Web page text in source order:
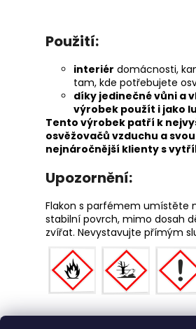
Použití:
interiér domácnosti,
tam, kde potřebujete
díky jedinečné vůni a
výrobek použít i jako
Tento výrobek patří k
osvěžovačů vzduchu a
nejnáročnější klienty s
Upozornění:
Flakon s parfémem umístěte
stabilní povrch, mimo dosah
zvířat. Nevystavujte přímým